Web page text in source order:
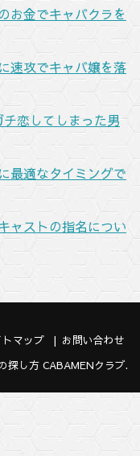
お金でキャバクラを
速攻でキャバ嬢を落
恋してしまった男
最適なタイミングで
ャストの指名につい
トマップ
お問い合わせ
探し方 CABAMENクラブ.